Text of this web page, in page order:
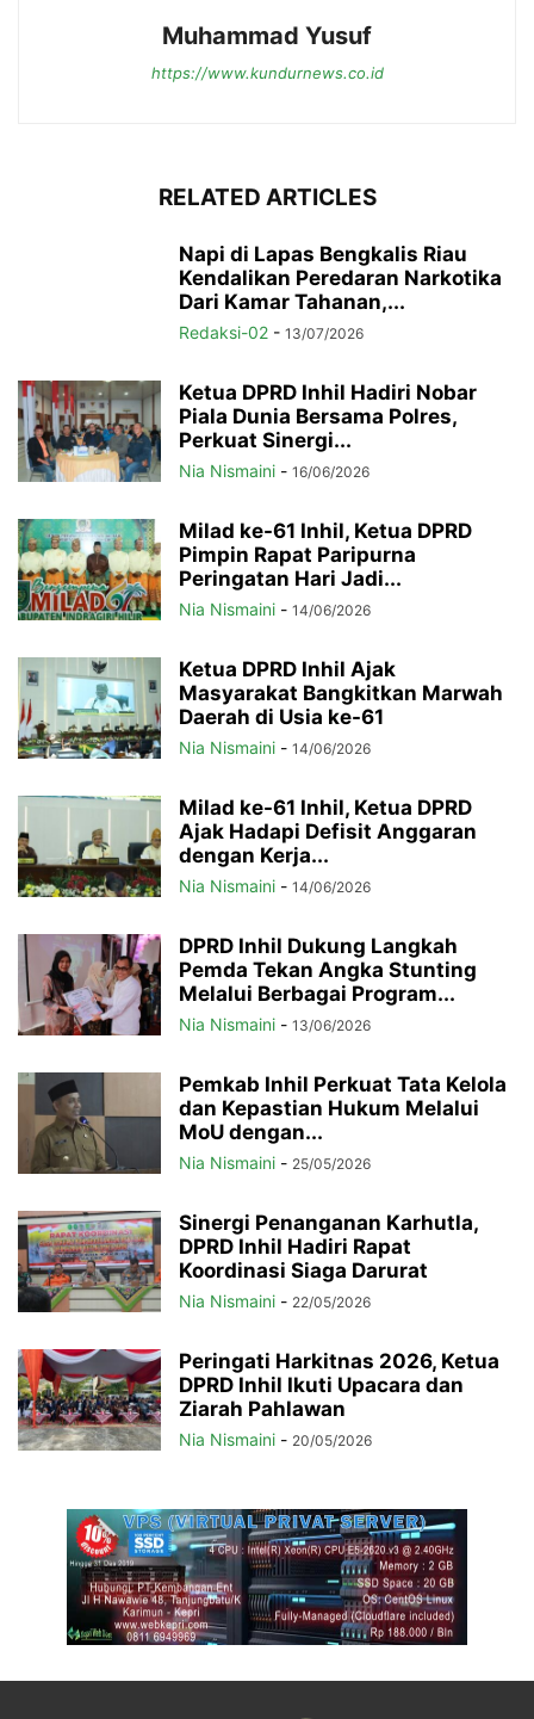
Muhammad Yusuf
https://www.kundurnews.co.id
RELATED ARTICLES
Napi di Lapas Bengkalis Riau
Kendalikan Peredaran Narkotika
Dari Kamar Tahanan,...
Redaksi-02 - 13/07/2026
Ketua DPRD Inhil Hadiri Nobar
Piala Dunia Bersama Polres,
Perkuat Sinergi...
Nia Nismaini - 16/06/2026
Milad ke-61 Inhil, Ketua DPRD
Pimpin Rapat Paripurna
Peringatan Hari Jadi...
Nia Nismaini - 14/06/2026
Ketua DPRD Inhil Ajak
Masyarakat Bangkitkan Marwah
Daerah di Usia ke-61
Nia Nismaini - 14/06/2026
Milad ke-61 Inhil, Ketua DPRD
Ajak Hadapi Defisit Anggaran
dengan Kerja...
Nia Nismaini - 14/06/2026
DPRD Inhil Dukung Langkah
Pemda Tekan Angka Stunting
Melalui Berbagai Program...
Nia Nismaini - 13/06/2026
Pemkab Inhil Perkuat Tata Kelola
dan Kepastian Hukum Melalui
MoU dengan...
Nia Nismaini - 25/05/2026
Sinergi Penanganan Karhutla,
DPRD Inhil Hadiri Rapat
Koordinasi Siaga Darurat
Nia Nismaini - 22/05/2026
Peringati Harkitnas 2026, Ketua
DPRD Inhil Ikuti Upacara dan
Ziarah Pahlawan
Nia Nismaini - 20/05/2026